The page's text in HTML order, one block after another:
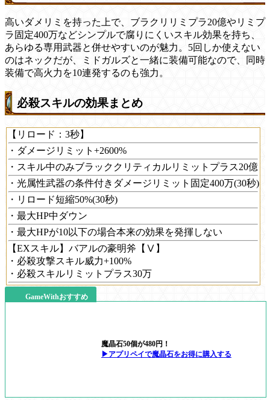
高いダメリミを持った上で、ブラクリリミプラ20億やリミプ
ラ固定400万などシンプルで腐りにくいスキル効果を持ち、
あらゆる専用武器と併せやすいのが魅力。5回しか使えない
のはネックだが、ミドガルズと一緒に装備可能なので、同時
装備で高火力を10連発するのも強力。
必殺スキルの効果まとめ
【リロード：3秒】
・ダメージリミット+2600%
・スキル中のみブラッククリティカルリミットプラス20億
・光属性武器の条件付きダメージリミット固定400万(30秒)
・リロード短縮50%(30秒)
・最大HP中ダウン
・最大HPが10以下の場合本来の効果を発揮しない
【EXスキル】バアルの豪明斧【Ⅴ】
・必殺攻撃スキル威力+100%
・必殺スキルリミットプラス30万
GameWithおすすめ
魔晶石50個が480円！
▶アプリペイで魔晶石をお得に購入する